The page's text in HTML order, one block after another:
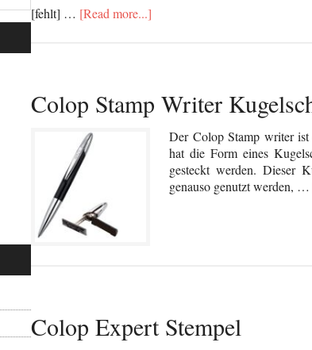
[fehlt] … [Read more...]
Colop Stamp Writer
Der Colop Stamp writer ist
hat die Form eines
gesteckt werden. Dieser
genauso genutzt werden, …
Colop Expert Stempel